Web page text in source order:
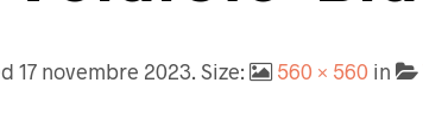
17 novembre 2023. Size: 560 × 560in